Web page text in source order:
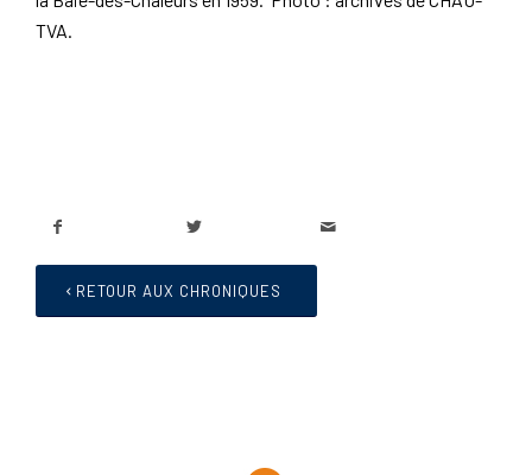
TVA.
RETOUR AUX CHRONIQUES